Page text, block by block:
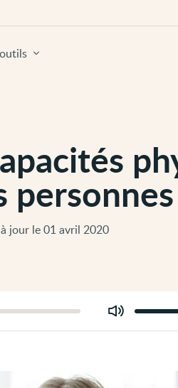
jour le 01 avril 2020
Modifier
volume